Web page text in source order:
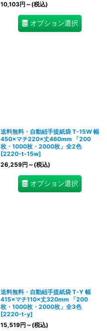
10,103円 ～ (税込)
オプション選択
送料無料・自動紐手提紙袋 T-15W 幅
450×マチ220×丈460mm 「200
枚・1000枚・2000枚」全2色
[2220-t-15w]
26,259円 ～ (税込)
オプション選択
送料無料・自動紐手提紙袋 T-Y 幅
415×マチ110×丈320mm 「200
枚・1000枚・2000枚」全3色
[2220-t-y]
15,519円 ～ (税込)